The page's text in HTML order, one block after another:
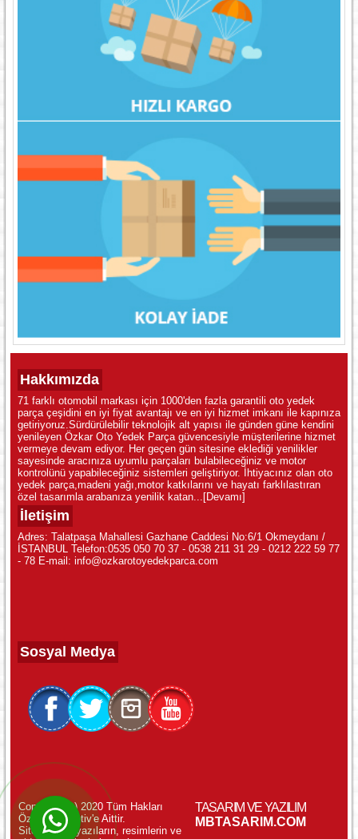
WhatsApp ile Online Destek!
Hakkımızda
71 farklı otomobil markası için 1000'den fazla garantili oto yedek
parça çeşidini en iyi fiyat avantajı ve en iyi hizmet imkanı ile kapınıza
getiriyoruz.Sürdürülebilir teknolojik alt yapısı ile günden güne kendini
yenileyen Özkar Oto Yedek Parça güvencesiyle müşterilerine hizmet
vermeye devam ediyor. Her geçen gün sitesine eklediği yenilikler
sayesinde aracınıza uyumlu parçaları bulabileceğiniz ve motor
kontrolünü yapabileceğiniz sistemleri geliştiriyor. İhtiyacınız olan oto
yedek parça,madeni yağı,motor katkılarını ve hayatı farklılastıran
özel tasarımla arabanıza yenilik katan... [Devamı]
İletişim
Adres: Talatpaşa Mahallesi Gazhane Caddesi No:6/1 Okmeydanı /
İSTANBUL Telefon:0535 050 70 37 - 0538 211 31 29 - 0212 222 59 77
- 78 E-mail: info@ozkarotoyedekparca.com
Sosyal Medya
Copyright (c) 2020 Tüm Hakları
Özkar Otomotiv'e Aittir.
Sitemizdeki yazıların, resimlerin ve
TASARIM VE YAZILIM
MBTASARIM.COM